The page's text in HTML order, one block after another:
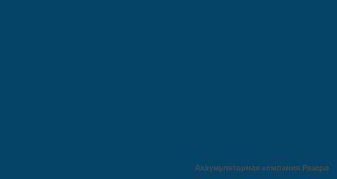
Аккумуляторная компания Резерв